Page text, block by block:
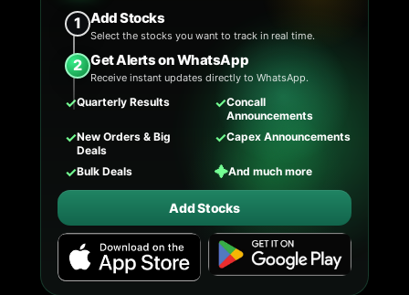
1 Add Stocks
Select the stocks you want to track in real time.
2 Get Alerts on WhatsApp
Receive instant updates directly to WhatsApp.
✓Quarterly Results ✓Concall
Announcements
✓New Orders & Big
Deals
✓Capex Announcements
✓Bulk Deals ✦And much more
Add Stocks